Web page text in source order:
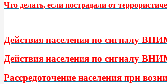
Что делать, если пострадали от
Действия населения по сигналу
Действия населения по сигналу
Рассредоточение населения при